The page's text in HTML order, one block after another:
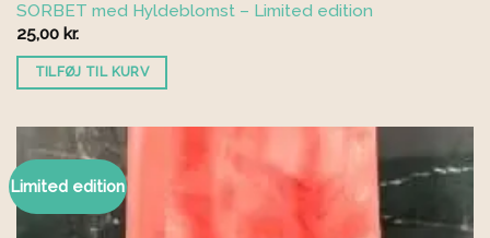
SORBET med Hyldeblomst – Limited edition
25,00 kr.
TILFØJ TIL KURV
Limited edition